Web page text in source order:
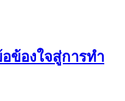
ข้องใจสู่การทำ